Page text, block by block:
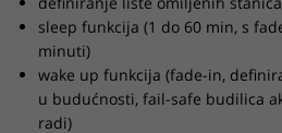
sleep funkcija (1 do 60 min, s
minuti)
wake up funkcija (fade-in,
u budućnosti, fail-safe budilica
radi)